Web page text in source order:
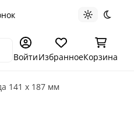
Светлая
ВойтиИзбранноеКорзина
141 х 187 мм